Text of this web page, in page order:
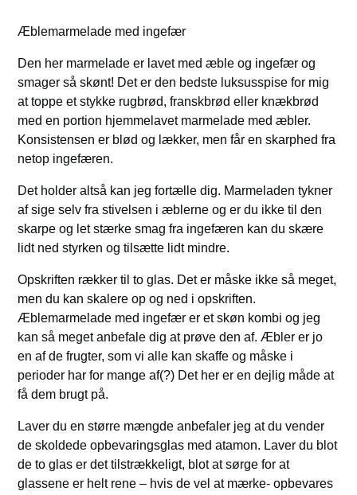
Æblemarmelade med ingefær
Den her marmelade er lavet med æble og ingefær og
smager så skønt! Det er den bedste luksusspise for mig
at toppe et stykke rugbrød, franskbrød eller knækbrød
med en portion hjemmelavet marmelade med æbler.
Konsistensen er blød og lækker, men får en skarphed fra
netop ingefæren.
Det holder altså kan jeg fortælle dig. Marmeladen tykner
af sige selv fra stivelsen i æblerne og er du ikke til den
skarpe og let stærke smag fra ingefæren kan du skære
lidt ned styrken og tilsætte lidt mindre.
Opskriften rækker til to glas. Det er måske ikke så meget,
men du kan skalere op og ned i opskriften.
Æblemarmelade med ingefær er et skøn kombi og jeg
kan så meget anbefale dig at prøve den af. Æbler er jo
en af de frugter, som vi alle kan skaffe og måske i
perioder har for mange af(?) Det her er en dejlig måde at
få dem brugt på.
Laver du en større mængde anbefaler jeg at du vender
de skoldede opbevaringsglas med atamon. Laver du blot
de to glas er det tilstrækkeligt, blot at sørge for at
glassene er helt rene – hvis de vel at mærke- opbevares